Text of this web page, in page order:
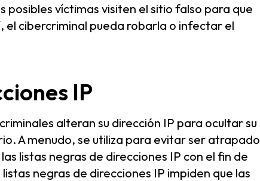
posibles víctimas visiten el sitio falso para que
el cibercriminal pueda robarla o infectar el
IP
alteran su dirección IP para ocultar su
A menudo, se utiliza para evitar ser atrapado
listas negras de direcciones IP con el fin de
negras de direcciones IP impiden que las